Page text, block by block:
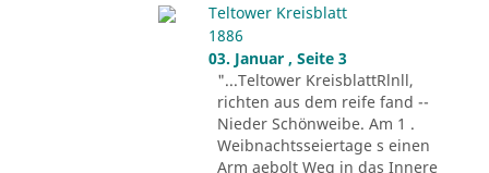
Teltower Kreisblatt
1886
03. Januar , Seite 3
"...Teltower KreisblattRlnll,
richten aus dem reife fand --
Nieder Schönweibe. Am 1 .
Weibnachtsseiertage s einen
Arm aebolt Weg in das Innere